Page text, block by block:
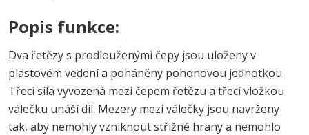
Popis funkce:
Dva řetězy s prodlouženými čepy jsou uloženy v
plastovém vedení a poháněny pohonovou jednotkou.
Třecí síla vyvozená mezi čepem řetězu a třecí vložkou
válečku unáší díl. Mezery mezi válečky jsou navrženy
tak, aby nemohly vzniknout střižné hrany a nemohlo